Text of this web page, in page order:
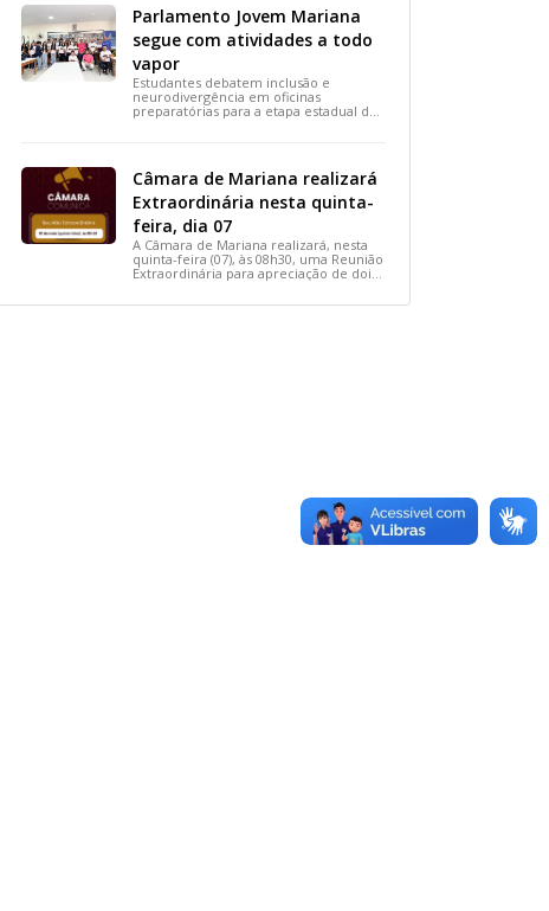
cidade.
Parlamento Jovem Mariana
segue com atividades a todo
vapor
Estudantes debatem inclusão e
neurodivergência em oficinas
preparatórias para a etapa estadual de
2026.
Câmara de Mariana realizará
Extraordinária nesta quinta-
feira, dia 07
A Câmara de Mariana realizará, nesta
quinta-feira (07), às 08h30, uma Reunião
Extraordinária para apreciação de dois
importantes projetos de interesse do
município.